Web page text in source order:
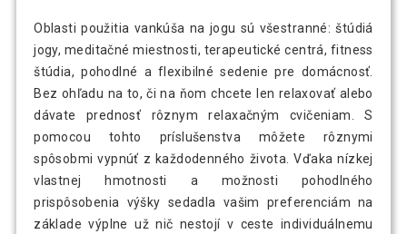
Oblasti použitia vankúša na jogu sú všestranné: štúdiá
jogy, meditačné miestnosti, terapeutické centrá, fitness
štúdia, pohodlné a flexibilné sedenie pre domácnosť.
Bez ohľadu na to, či na ňom chcete len relaxovať alebo
dávate prednosť rôznym relaxačným cvičeniam. S
pomocou tohto príslušenstva môžete rôznymi
spôsobmi vypnúť z každodenného života. Vďaka nízkej
vlastnej hmotnosti a možnosti pohodlného
prispôsobenia výšky sedadla vašim preferenciám na
základe výplne už nič nestojí v ceste individuálnemu